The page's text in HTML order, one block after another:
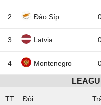
2 Đảo Síp 0
3 Latvia 0
4 Montenegro 0
TT Đội